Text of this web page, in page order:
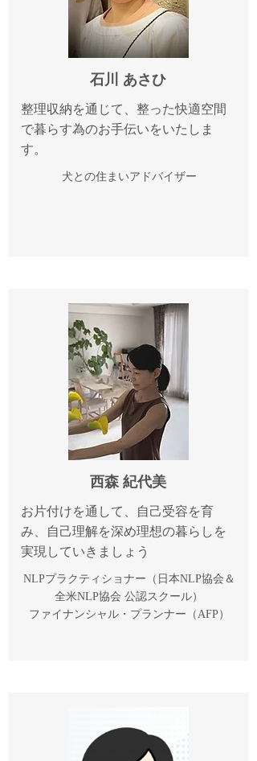
石川 あさひ
整理収納を通じて、整った快適空間
で暮らす為のお手伝いをいたしま
す。
犬との住まいアドバイザー
西森 紀代美
お片付けを通して、自己受容を育
み、自己理解を深め理想の暮らしを
実現していきましょう
NLPプラクティショナー（日本NLP協会＆
全米NLP協会 公認スクール）
ファイナンシャル・プランナー（AFP）